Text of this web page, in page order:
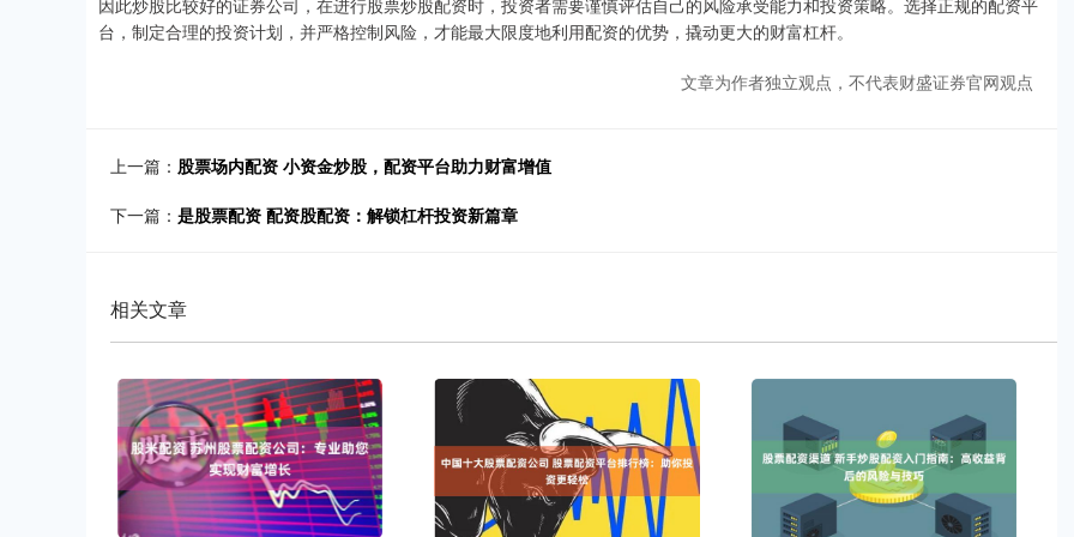
因此炒股比较好的证券公司，在进行股票炒股配资时，投资者需要谨慎评估自己的风险承受能力和投资策略。选择正规的配资平
台，制定合理的投资计划，并严格控制风险，才能最大限度地利用配资的优势，撬动更大的财富杠杆。
文章为作者独立观点，不代表财盛证券官网观点
上一篇： 股票场内配资 小资金炒股，配资平台助力财富增值
下一篇： 是股票配资 配资股配资：解锁杠杆投资新篇章
相关文章